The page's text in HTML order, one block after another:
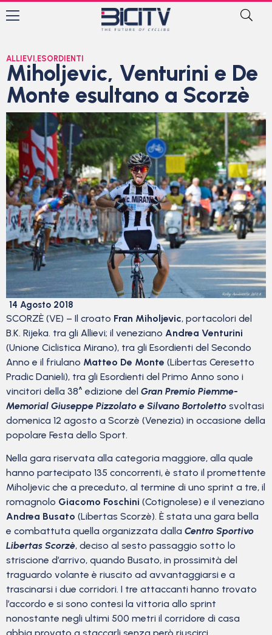
ALLIEVI , ESORDIENTI
Miholjevic, Venturini e De
Monte esultano a Scorzè
14 Agosto 2018
SCORZÈ (VE) – Il croato Fran Miholjevic, portacolori del
B.K. Rijeka. tra gli Allievi; il veneziano Andrea Venturini
(Unione Ciclistica Mirano), tra gli Esordienti del Secondo
Anno e il friulano Matteo De Monte (Libertas Ceresetto
Pradic Danieli), tra gli Esordienti del Primo Anno sono i
vincitori della 38^ edizione del Gran Premio Piemme-
Memorial Giuseppe Pizzolato e Silvano Bortoletto svoltasi
domenica 12 agosto a Scorzè (Venezia) in occasione della
popolare Festa dello Sport.
Nella gara riservata alla categoria maggiore, alla quale
hanno partecipato 135 concorrenti, è stato il promettente
Miholjevic che a preceduto, al termine di uno sprint a tre, il
romagnolo Giacomo Foschini (Cotignolese) e il veneziano
Andrea Busato (Libertas Scorzè). È stata una gara bella
e combattuta quella organizzata dalla Centro Sportivo
Libertas Scorzè, deciso al sesto passaggio sotto lo
striscione d’arrivo, quando Busato, in prossimità del
traguardo volante è riuscito ad avvantaggiarsi e a
trascinarsi i due corridori. I tre attaccanti hanno trovato
l’accordo e si sono contesi la vittoria allo sprint
nonostante negli ultimi 500 metri il corridore di casa